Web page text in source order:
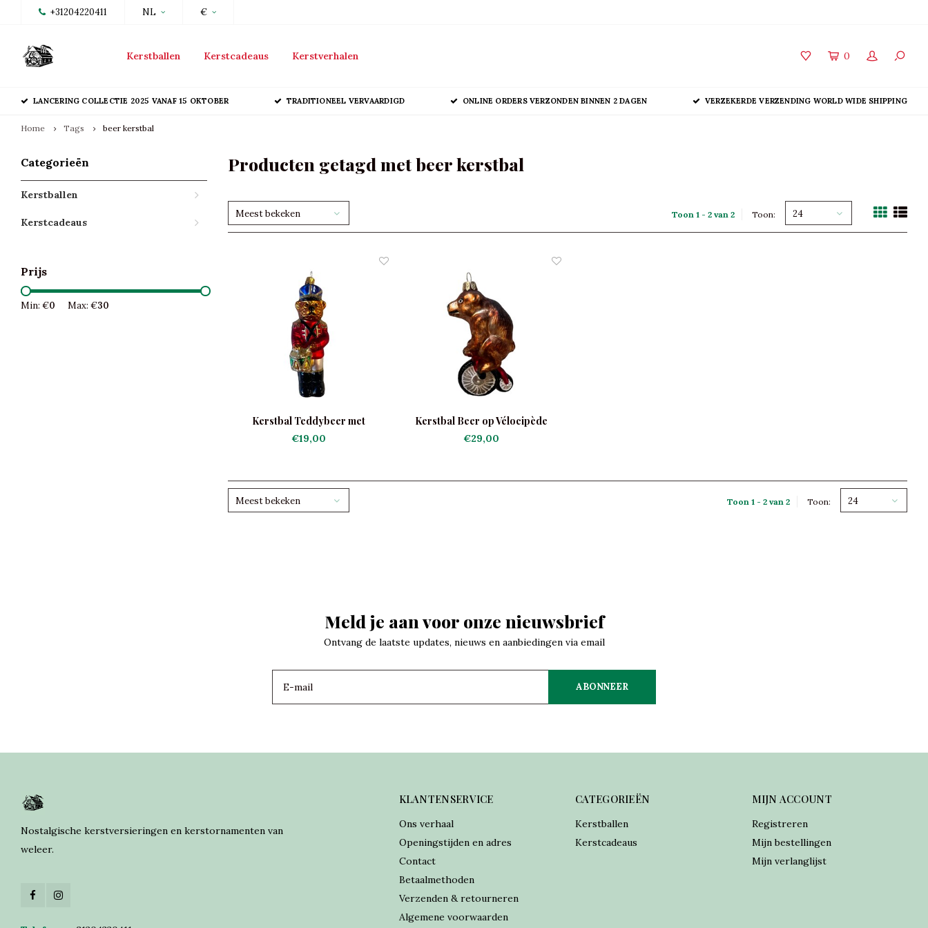
+31204220411 NL €
Kerstballen Kerstcadeaus Kerstverhalen 0
LANCERING COLLECTIE 2025 VANAF 15 OKTOBER TRADITIONEEL VERVAARDIGD ONLINE ORDERS VERZONDEN BINNEN 2 DAGEN VERZEKERDE VERZENDING WORLD WIDE SHIPPING
Home Tags beer kerstbal
Categorieën
Kerstballen
Kerstcadeaus
Prijs
Min: €0 Max: €30
Producten getagd met beer kerstbal
Meest bekeken Toon 1 - 2 van 2 Toon: 24
Kerstbal Teddybeer met
Trommeltje
€19,00
Kerstbal Beer op Vélocipède
€29,00
Meest bekeken Toon 1 - 2 van 2 Toon: 24
Meld je aan voor onze nieuwsbrief
Ontvang de laatste updates, nieuws en aanbiedingen via email
ABONNEER
Nostalgische kerstversieringen en kerstornamenten van
weleer.
KLANTENSERVICE
Ons verhaal
Openingstijden en adres
Contact
Betaalmethoden
Verzenden & retourneren
Algemene voorwaarden
CATEGORIEËN
Kerstballen
Kerstcadeaus
MIJN ACCOUNT
Registreren
Mijn bestellingen
Mijn verlanglijst